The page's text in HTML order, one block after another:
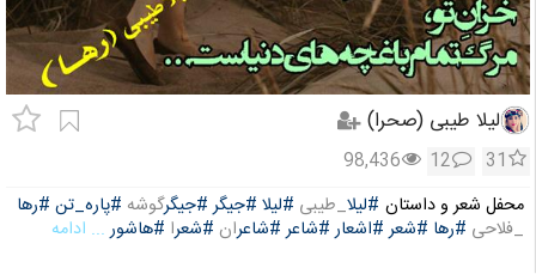
لیلا طیبی (صحرا)
31
12
98,436
محفل شعر و داستان #لیلا_طیبی #لیلا #جیگر #جیگرگوشه #پاره_تن #رها
_فلاحی #رها #شعر #اشعار #شاعر #شاعران #شعرا #هاشور ... ادامه